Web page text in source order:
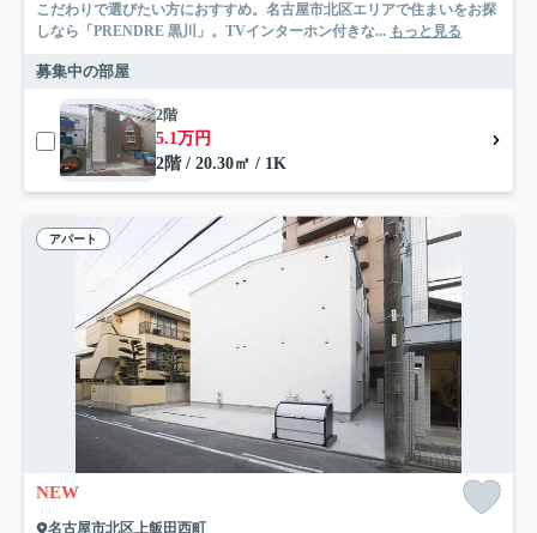
こだわりで選びたい方におすすめ。名古屋市北区エリアで住まいをお探
しなら「PRENDRE 黒川」。TVインターホン付きな... もっと見る
募集中の部屋
2階
5.1万円
2階 / 20.30㎡ / 1K
アパート
NEW
名古屋市北区上飯田西町